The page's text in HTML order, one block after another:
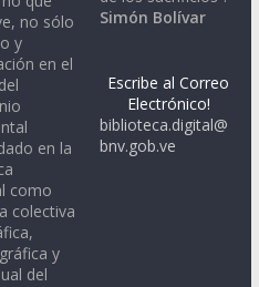
no sólo
y
en el
en la
como
colectiva
y
del
Simón Bolívar
Escribe al Correo
Electrónico!
biblioteca.digital@
bnv.gob.ve